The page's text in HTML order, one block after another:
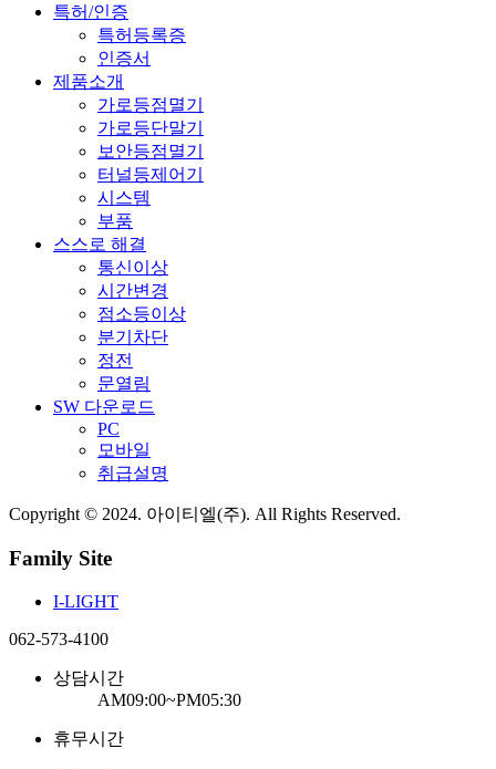
특허/인증
특허등록증
인증서
제품소개
가로등점멸기
가로등단말기
보안등점멸기
터널등제어기
시스템
부품
스스로 해결
통신이상
시간변경
점소등이상
분기차단
정전
문열림
SW 다운로드
PC
모바일
취급설명
Copyright © 2024. 아이티엘(주). All Rights Reserved.
Family Site
I-LIGHT
062-573-4100
상담시간
AM09:00~PM05:30
휴무시간